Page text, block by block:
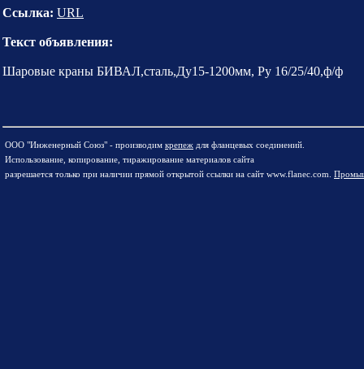
Ссылка: URL
Текст объявления:
Шаровые краны БИВАЛ,сталь,Ду15-1200мм, Ру 16/25/40,ф/ф
ООО "Инженерный Союз" - производим крепеж для фланцевых соединений.
Использование, копирование, тиражирование материалов сайта
разрешается только при наличии прямой открытой ссылки на сайт www.flanec.com.